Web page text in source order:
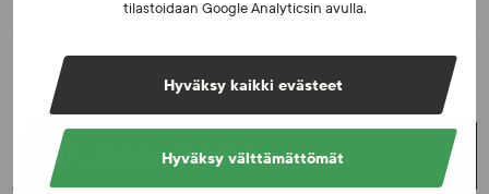
tilastoidaan Google Analyticsin avulla.
Hyväksy kaikki evästeet
Hyväksy välttämättömät
UUSIMMAT UUTISET